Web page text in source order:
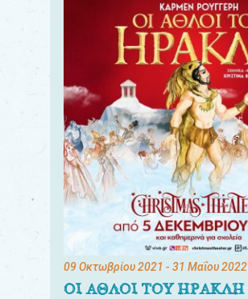
09 Οκτωβρίου 2021 - 31 Μαΐου 2022
ΟΙ ΑΘΛΟΙ ΤΟΥ ΗΡΑΚΛΗ